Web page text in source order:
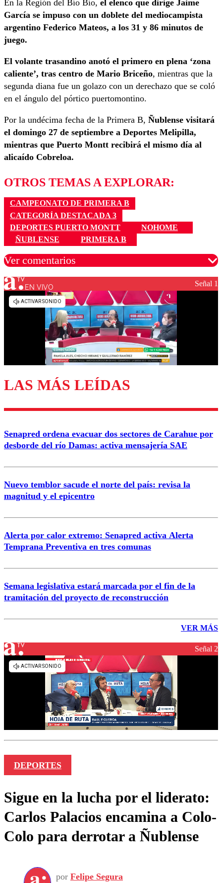
En la Región del Bío Bío, el elenco que dirige Jaime
García se impuso con un doblete del mediocampista
argentino Federico Mateos, a los 31 y 86 minutos de
juego.
El volante trasandino anotó el primero en plena ‘zona
caliente’, tras centro de Mario Briceño, mientras que la
segunda diana fue un golazo con un derechazo que se coló
en el ángulo del pórtico puertomontino.
Por la undécima fecha de la Primera B, Ñublense visitará
el domingo 27 de septiembre a Deportes Melipilla,
mientras que Puerto Montt recibirá el mismo día al
alicaído Cobreloa.
OTROS TEMAS A EXPLORAR:
CAMPEONATO DE PRIMERA B
CATEGORÍA DESTACADA 3
DEPORTES PUERTO MONTT
NOHOME
ÑUBLENSE
PRIMERA B
Ver comentarios
Los comentarios son moderados para garantizar un
diálogo respetuoso.
Enviar comentario
EN VIVO Señal 1
LAS MÁS LEÍDAS
Senapred ordena evacuar dos sectores de Carahue por
desborde del río Damas: activa mensajería SAE
Nuevo temblor sacude el norte del país: revisa la
magnitud y el epicentro
Alerta por calor extremo: Senapred activa Alerta
Temprana Preventiva en tres comunas
Semana legislativa estará marcada por el fin de la
tramitación del proyecto de reconstrucción
VER MÁS
Señal 2
DEPORTES
Sigue en la lucha por el liderato:
Carlos Palacios encamina a Colo-
Colo para derrotar a Ñublense
por Felipe Segura